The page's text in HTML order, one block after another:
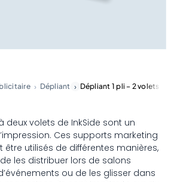
Dépliant Dépliant 1 pli – 2 volets
deux volets de InkSide sont un
Ces supports marketing
utilisés de différentes manières,
de les distribuer lors de salons
ou de les glisser dans